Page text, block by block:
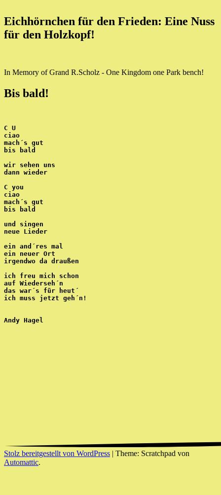
Eichhörnchen für den Frieden: Eine Nuss
für den Holzkopf!
In Memory of Grand R.Scholz - One Kingdom one Park bench!
Bis bald!
C U
ciao
mach´s gut
bis bald
wir sehen uns
dann wieder
C you
ciao
mach´s gut
bis bald
und singen
neue Lieder
ein and´res mal
ein neuer Ort
irgendwo da draußen
ich freu mich schon
auf Wiederseh´n
das war´s für heut´
ich muss jetzt geh´n!
Andy Hagel
Stolz bereitgestellt von WordPress | Theme: Scratchpad von
Automattic.